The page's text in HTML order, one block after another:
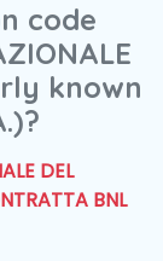
code
known
DEL
BNL